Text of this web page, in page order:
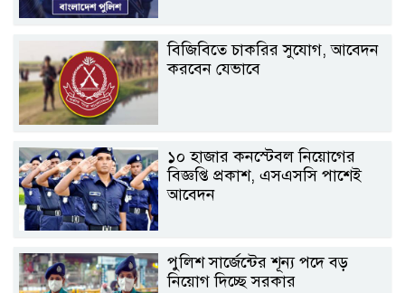
বিজিবিতে চাকরির সুযোগ, আবেদন
করবেন যেভাবে
১০ হাজার কনস্টেবল নিয়োগের
বিজ্ঞপ্তি প্রকাশ, এসএসসি পাশেই
আবেদন
পুলিশ সার্জেন্টের শূন্য পদে বড়
নিয়োগ দিচ্ছে সরকার